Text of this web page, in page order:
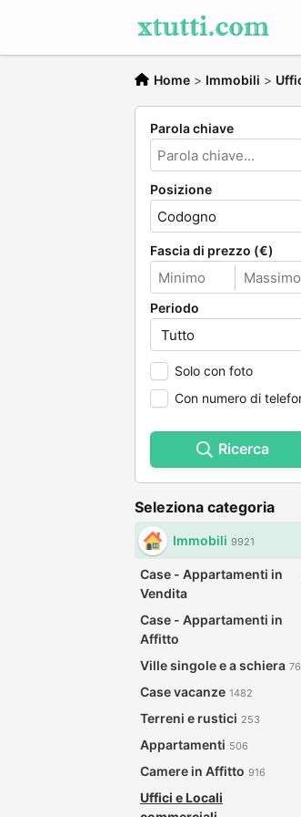
Home > Immobili >
Parola chiave
Posizione
Fascia di prezzo (€)
Periodo
Solo con foto
Con numero di
Ricerca
Seleziona categoria
Immobili 9921
Case - Appartamenti in
Vendita
Case - Appartamenti in
Affitto
Ville singole e a schiera 76
Case vacanze 1482
Terreni e rustici 253
Appartamenti 506
Camere in Affitto 916
Uffici e Locali